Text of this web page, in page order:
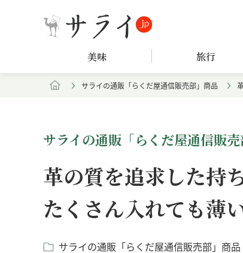
美味 旅行
サライの通販「らくだ屋通信販売部」商品
サライの通販「らくだ屋通信販
革の質を追求した持
たくさん入れても薄
サライの通販「らくだ屋通信販売部」商品